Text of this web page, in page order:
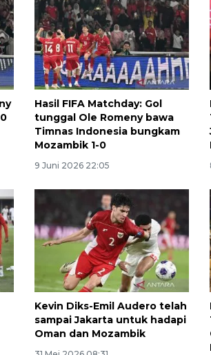
Hasil FIFA Matchday: Gol
tunggal Ole Romeny bawa
Timnas Indonesia bungkam
Mozambik 1-0
9 Juni 2026 22:05
Kevin Diks-Emil Audero telah
sampai Jakarta untuk hadapi
Oman dan Mozambik